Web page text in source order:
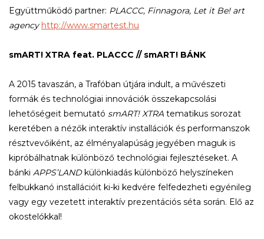
Együttműködő partner: PLACCC, Finnagora, Let it Be! art
agencyhttp://www.smartest.hu
smART! XTRA feat. PLACCC // smART! BÁNK
A 2015 tavaszán, a Trafóban útjára indult, a művészeti
formák és technológiai innovációk összekapcsolási
lehetőségeit bemutató smART! XTRA tematikus sorozat
keretében a nézők interaktív installációk és performanszok
résztvevőiként, az élményalapúság jegyében maguk is
kipróbálhatnak különböző technológiai fejlesztéseket. A
bánki APPS’LANDkülönkiadás különböző helyszíneken
felbukkanó installációit ki-ki kedvére felfedezheti egyénileg
vagy egy vezetett interaktív prezentációs séta során. Elő az
okostelókkal!